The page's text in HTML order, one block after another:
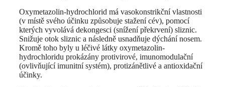
Oxymetazolin-hydrochlorid má vasokonstrikční vlastnosti
(v místě svého účinku způsobuje stažení cév), pomocí
kterých vyvolává dekongesci (snížení překrvení) sliznic.
Snižuje otok sliznic a následně usnadňuje dýchání nosem.
Kromě toho byly u léčivé látky oxymetazolin-
hydrochloridu prokázány protivirové, imunomodulační
(ovlivňující imunitní systém), protizánětlivé a antioxidační
účinky.